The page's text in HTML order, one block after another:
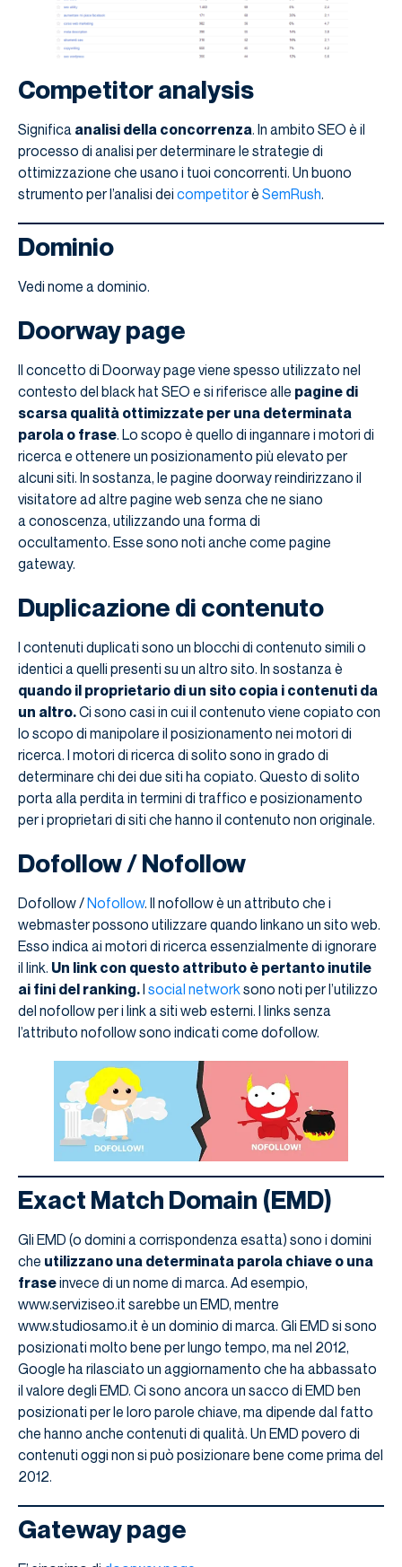
Competitor analysis
Significa analisi della concorrenza. In ambito SEO è il
processo di analisi per determinare le strategie di
ottimizzazione che usano i tuoi concorrenti. Un buono
strumento per l’analisi dei competitorè SemRush.
Dominio
Vedi nome a dominio.
Doorway page
Il concetto di Doorway page viene spesso utilizzato nel
contesto del black hat SEO e si riferisce alle pagine di
scarsa qualità ottimizzate per una determinata
parola o frase. Lo scopo è quello di ingannare i motori di
ricerca e ottenere un posizionamento più elevato per
alcuni siti. In sostanza, le pagine doorway reindirizzano il
visitatore ad altre pagine web senza che ne siano
a conoscenza, utilizzando una forma di
occultamento. Esse sono noti anche come pagine
gateway.
Duplicazione di contenuto
I contenuti duplicati sono un blocchi di contenuto simili o
identici a quelli presenti su un altro sito. In sostanza è
quando il proprietario di un sito copia i contenuti da
un altro.Ci sono casi in cui il contenuto viene copiato con
lo scopo di manipolare il posizionamento nei motori di
ricerca. I motori di ricerca di solito sono in grado di
determinare chi dei due siti ha copiato. Questo di solito
porta alla perdita in termini di traffico e posizionamento
per i proprietari di siti che hanno il contenuto non originale.
Dofollow / Nofollow
Dofollow /Nofollow. Il nofollow è un attributo che i
webmaster possono utilizzare quando linkano un sito web.
Esso indica ai motori di ricerca essenzialmente di ignorare
il link. Un link con questo attributo è pertanto inutile
ai fini del ranking.I social networksono noti per l’utilizzo
del nofollow per i link a siti web esterni. I links senza
l’attributo nofollow sono indicati come dofollow.
Exact Match Domain (EMD)
Gli EMD (o domini a corrispondenza esatta) sono i domini
che utilizzano una determinata parola chiave o una
fraseinvece di un nome di marca. Ad esempio,
www.serviziseo.it sarebbe un EMD, mentre
www.studiosamo.it è un dominio di marca. Gli EMD si sono
posizionati molto bene per lungo tempo, ma nel 2012,
Google ha rilasciato un aggiornamento che ha abbassato
il valore degli EMD. Ci sono ancora un sacco di EMD ben
posizionati per le loro parole chiave, ma dipende dal fatto
che hanno anche contenuti di qualità. Un EMD povero di
contenuti oggi non si può posizionare bene come prima del
2012.
Gateway page